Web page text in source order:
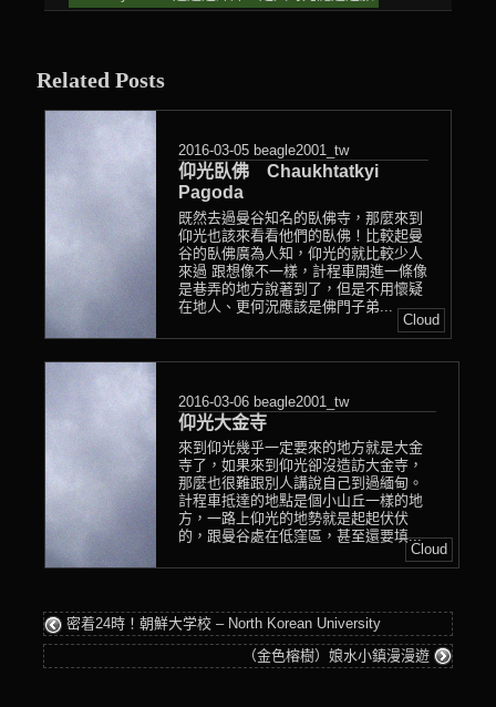
posted
in
Related Posts
2016-03-05 beagle2001_tw
仰光臥佛 Chaukhtatkyi
Pagoda
既然去過曼谷知名的臥佛寺，那麼來到
仰光也該來看看他們的臥佛！比較起曼
谷的臥佛廣為人知，仰光的就比較少人
來過 跟想像不一樣，計程車開進一條像
是巷弄的地方說著到了，但是不用懷疑
在地人、更何況應該是佛門子弟...
Cloud
2016-03-06 beagle2001_tw
仰光大金寺
來到仰光幾乎一定要來的地方就是大金
寺了，如果來到仰光卻沒造訪大金寺，
那麼也很難跟別人講說自己到過緬甸。
計程車抵達的地點是個小山丘一樣的地
方，一路上仰光的地勢就是起起伏伏
的，跟曼谷處在低窪區，甚至還要填...
Cloud
密着24時！朝鮮大学校 – North Korean University
（金色榕樹）娘水小鎮漫漫遊